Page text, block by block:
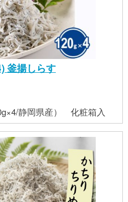
釜揚しらす
静岡県産） 化粧箱入